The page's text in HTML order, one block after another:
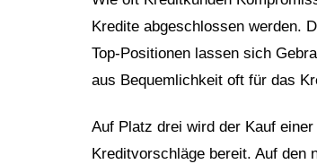
Kredite abgeschlossen werden.
Top-Positionen lassen sich
aus Bequemlichkeit oft für das
Auf Platz drei wird der Kauf
Kreditvorschläge bereit. Auf den